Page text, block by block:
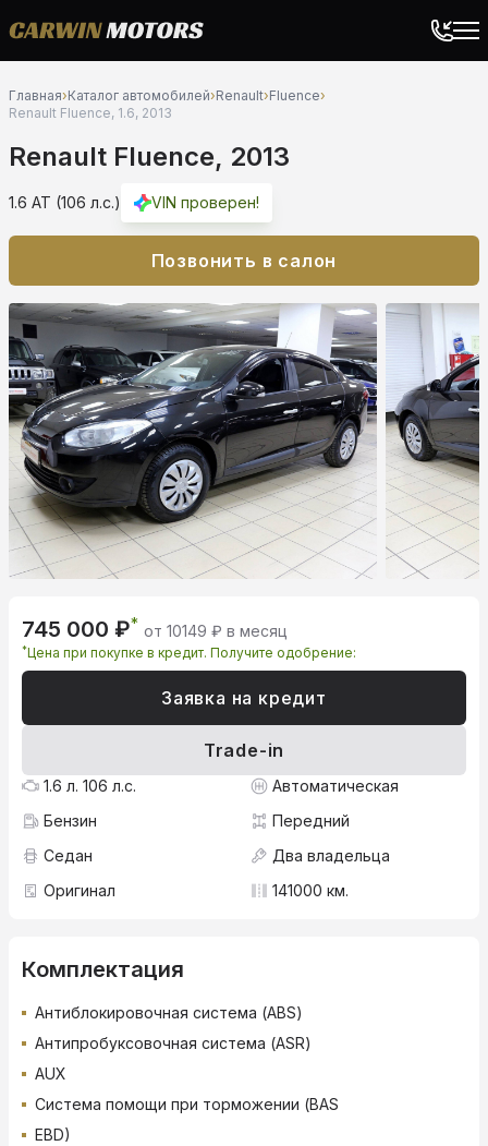
Главная›Каталог автомобилей›Renault›Fluence›
Renault Fluence, 1.6, 2013
Renault Fluence, 2013
1.6 AT (106 л.с.) VIN проверен!
Позвонить в салон
745 000 ₽* от 10149 ₽ в месяц
*Цена при покупке в кредит. Получите одобрение:
Заявка на кредит
Trade-in
1.6 л. 106 л.с.
Автоматическая
Бензин
Передний
Седан
Два владельца
Оригинал
141000 км.
Комплектация
Антиблокировочная система (ABS)
Антипробуксовочная система (ASR)
AUX
Система помощи при торможении (BAS
EBD)